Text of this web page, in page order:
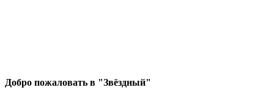
Добро пожаловать в "Звёздный"